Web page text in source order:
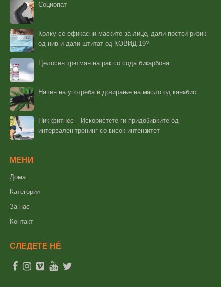
Социопат
Колку се ефикасни маските за лице, дали постои ризик
од нив и дали штитат од КОВИД-19?
Целосен третман на рак со сода бикарбона
Начин на употреба и дозирање на масло од канабис
Пик фитнес – Искористете ги придобивките од
интервален тренинг со висок интензитет
МЕНИ
Дома
Категории
За нас
Контакт
СЛЕДЕТЕ НÈ